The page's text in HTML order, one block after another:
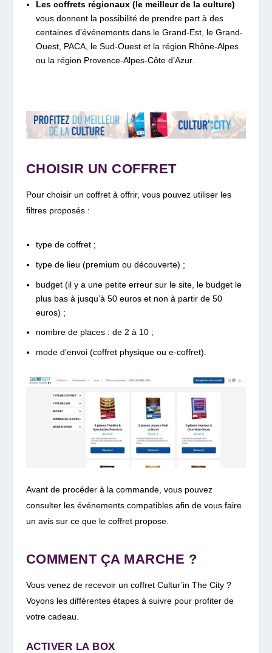
Les coffrets régionaux (le meilleur de la culture)
vous donnent la possibilité de prendre part à des
centaines d’événements dans le Grand-Est, le Grand-
Ouest, PACA, le Sud-Ouest et la région Rhône-Alpes
ou la région Provence-Alpes-Côte d’Azur.
CHOISIR UN COFFRET
Pour choisir un coffret à offrir, vous pouvez utiliser les
filtres proposés :
type de coffret ;
type de lieu (premium ou découverte) ;
budget (il y a une petite erreur sur le site, le budget le
plus bas à jusqu’à 50 euros et non à partir de 50
euros) ;
nombre de places : de 2 à 10 ;
mode d’envoi (coffret physique ou e-coffret).
Avant de procéder à la commande, vous pouvez
consulter les événements compatibles afin de vous faire
un avis sur ce que le coffret propose.
COMMENT ÇA MARCHE ?
Vous venez de recevoir un coffret Cultur’in The City ?
Voyons les différentes étapes à suivre pour profiter de
votre cadeau.
ACTIVER LA BOX